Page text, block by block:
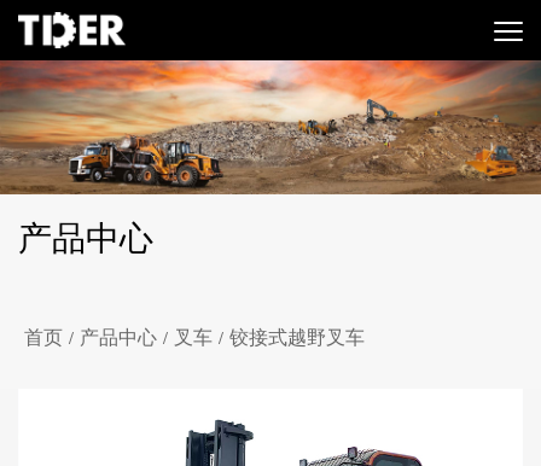
产品中心
首页 / 产品中心 / 叉车 / 铰接式越野叉车